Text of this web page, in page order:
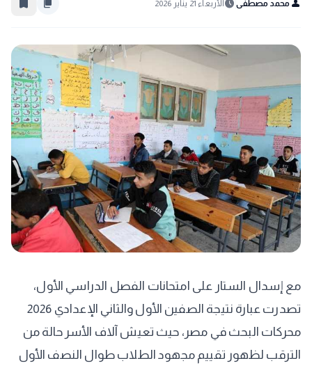
person محمد مصطفى schedule الأربعاء 21 يناير 2026 content_copy
bookmark_border
مع إسدال الستار على امتحانات الفصل الدراسي الأول،
تصدرت عبارة نتيجة الصفين الأول والثاني الإعدادي 2026
محركات البحث في مصر، حيث تعيش آلاف الأسر حالة من
الترقب لظهور تقييم مجهود الطلاب طوال النصف الأول